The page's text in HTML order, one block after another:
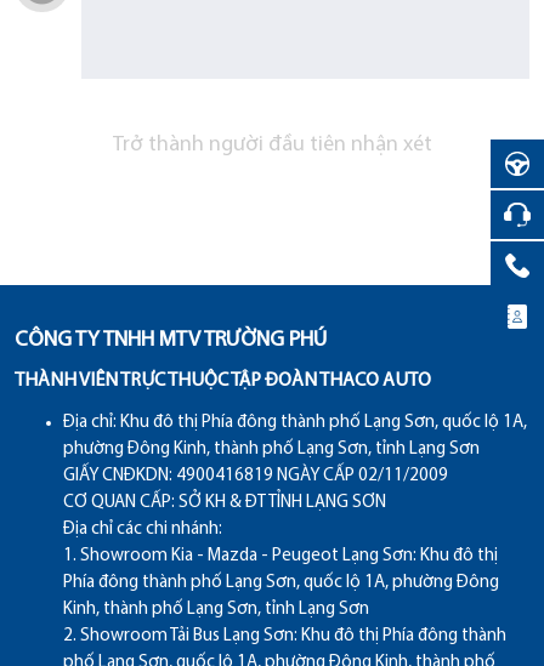
Trở thành người đầu tiên nhận xét
CÔNG TY TNHH MTV TRƯỜNG PHÚ
THÀNH VIÊN TRỰC THUỘC TẬP ĐOÀN THACO AUTO
Địa chỉ: Khu đô thị Phía đông thành phố Lạng Sơn, quốc lộ 1A,
phường Đông Kinh, thành phố Lạng Sơn, tỉnh Lạng Sơn
GIẤY CNĐKDN: 4900416819 NGÀY CẤP 02/11/2009
CƠ QUAN CẤP: SỞ KH & ĐT TỈNH LẠNG SƠN
Địa chỉ các chi nhánh:
1. Showroom Kia - Mazda - Peugeot Lạng Sơn: Khu đô thị
Phía đông thành phố Lạng Sơn, quốc lộ 1A, phường Đông
Kinh, thành phố Lạng Sơn, tỉnh Lạng Sơn
2. Showroom Tải Bus Lạng Sơn: Khu đô thị Phía đông thành